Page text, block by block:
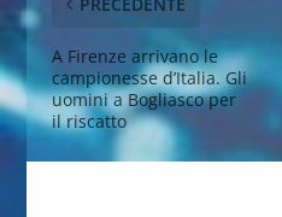
A Firenze arrivano le
campionesse d’Italia. Gli
uomini a Bogliasco per
il riscatto